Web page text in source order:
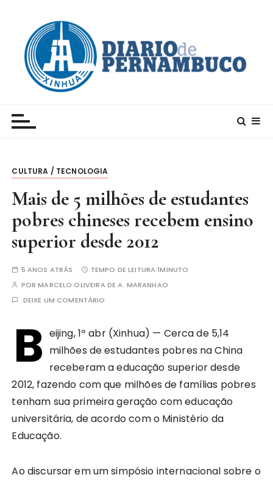
CULTURA / TECNOLOGIA
Mais de 5 milhões de estudantes
pobres chineses recebem ensino
superior desde 2012
5 ANOS ATRÁS TEMPO DE LEITURA:1MINUTO
PORMARCELO OLIVEIRA DE A. MARANHAO
DEIXE UM COMENTÁRIO
B eijing, 1º abr (Xinhua) — Cerca de 5,14
milhões de estudantes pobres na China
receberam a educação superior desde
2012, fazendo com que milhões de famílias pobres
tenham sua primeira geração com educação
universitária, de acordo com o Ministério da
Educação.
Ao discursar em um simpósio internacional sobre o